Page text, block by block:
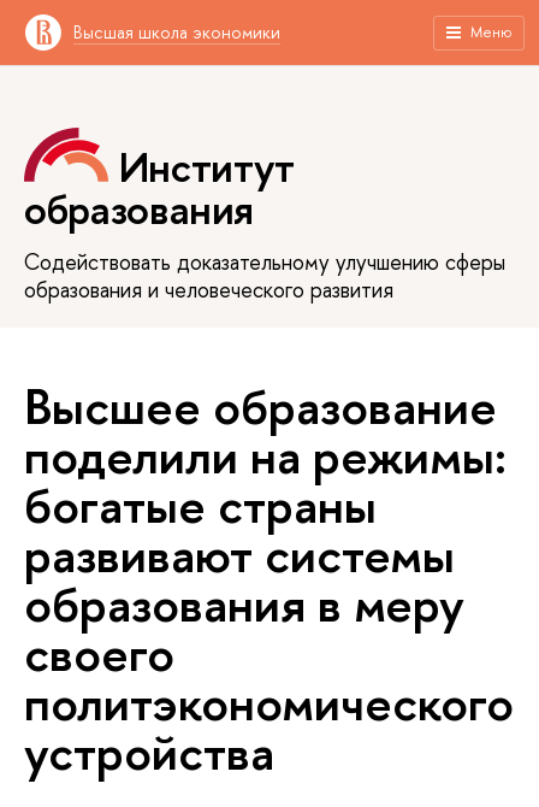
Высшая школа экономики Меню
Институт
образования
Содействовать доказательному улучшению сферы
образования и человеческого развития
Высшее образование
поделили на режимы:
богатые страны
развивают системы
образования в меру
своего
политэкономического
устройства